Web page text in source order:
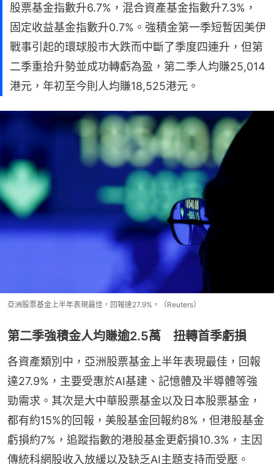
股票基金指數升6.7%，混合資產基金指數升7.3%，
固定收益基金指數升0.7%。強積金第一季短暫因美伊
戰事引起的環球股市大跌而中斷了季度四連升，但第
二季重拾升勢並成功轉虧為盈，第二季人均賺25,014
港元，年初至今則人均賺18,525港元。
亞洲股票基金上半年表現最佳，回報達27.9%。（Reuters）
第二季強積金人均賺逾2.5萬 扭轉首季虧損
各資產類別中，亞洲股票基金上半年表現最佳，回報
達27.9%，主要受惠於AI基建、記憶體及半導體等強
勁需求。其次是大中華股票基金以及日本股票基金，
都有約15%的回報，美股基金回報約8%，但港股基金
虧損約7%，追蹤指數的港股基金更虧損10.3%，主因
傳統科網股收入放緩以及缺乏AI主題支持而受壓。